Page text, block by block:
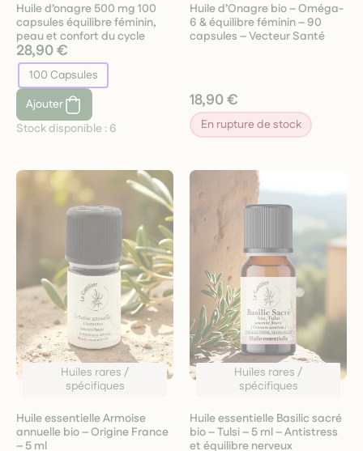
Huile d’onagre 500 mg 100
capsules équilibre féminin,
peau et confort du cycle
28,90 €
100 Capsules
Ajouter
Stock disponible : 6
Huile d’Onagre bio – Oméga-
6 & équilibre féminin – 90
capsules – Vecteur Santé
18,90 €
En rupture de stock
Huiles rares /
spécifiques
Huile essentielle Armoise
annuelle bio – Origine France
– 5 ml
Huiles rares /
spécifiques
Huile essentielle Basilic sacré
bio – Tulsi – 5 ml – Antistress
et équilibre nerveux